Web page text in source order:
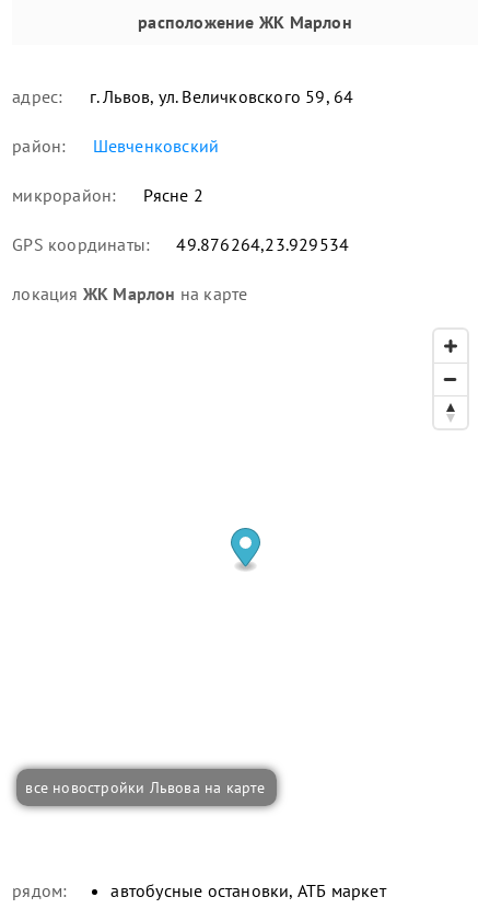
расположение ЖК Марлон
адрес: г. Львов, ул. Величковского 59, 64
район: Шевченковский
микрорайон: Рясне 2
GPS координаты: 49.876264,23.929534
локация ЖК Марлон на карте
все новостройки Львова на карте
рядом: автобусные остановки, АТБ маркет